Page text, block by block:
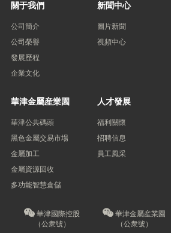
關于我們
公司簡介
公司榮譽
發展歷程
企業文化
新聞中心
圖片新聞
視頻中心
華津金屬産業園
華津公共碼頭
黑色金屬交易市場
金屬加工
金屬資源回收
多功能智慧倉儲
人才發展
福利關懷
招聘信息
員工風采
華津國際控股
（公衆號）
華津金屬産業園
（公衆號）